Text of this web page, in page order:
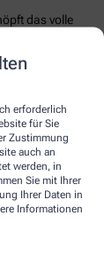
erforderlich
für Sie
Zustimmung
auch an
werden, in
Sie mit Ihrer
Ihrer Daten in
Informationen
das volle
kritischen
unter die
ohne
Fertig.